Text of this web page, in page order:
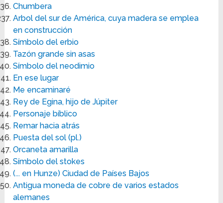
Chumbera
Arbol del sur de América, cuya madera se emplea
en construcción
Símbolo del erbio
Tazón grande sin asas
Símbolo del neodimio
En ese lugar
Me encaminaré
Rey de Egina, hijo de Júpiter
Personaje bíblico
Remar hacia atrás
Puesta del sol (pl.)
Orcaneta amarilla
Símbolo del stokes
(... en Hunze) Ciudad de Países Bajos
Antigua moneda de cobre de varios estados
alemanes